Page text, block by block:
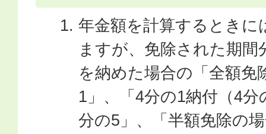
年金額を計算するときに
ますが、免除された期間
を納めた場合の「全額免
1」、「4分の1納付（4
分の5」、「半額免除の